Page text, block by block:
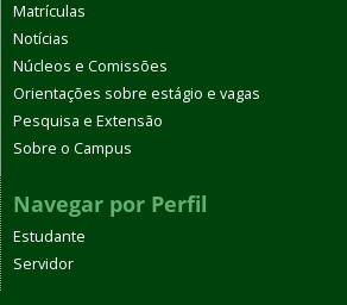
Matrículas
Notícias
Núcleos e Comissões
Orientações sobre estágio e vagas
Pesquisa e Extensão
Sobre o Campus
Navegar por Perfil
Estudante
Servidor